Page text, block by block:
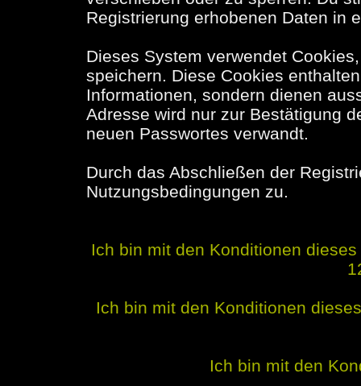
Registrierung erhobenen Daten in
Dieses System verwendet
speichern. Diese Cookies
Informationen, sondern dienen
Adresse wird nur zur Bestätigung
neuen Passwortes verwandt.
Durch das Abschließen der
Nutzungsbedingungen zu.
Ich bin mit den Konditionen
Ich bin mit den Konditionen
Ich bin mit den